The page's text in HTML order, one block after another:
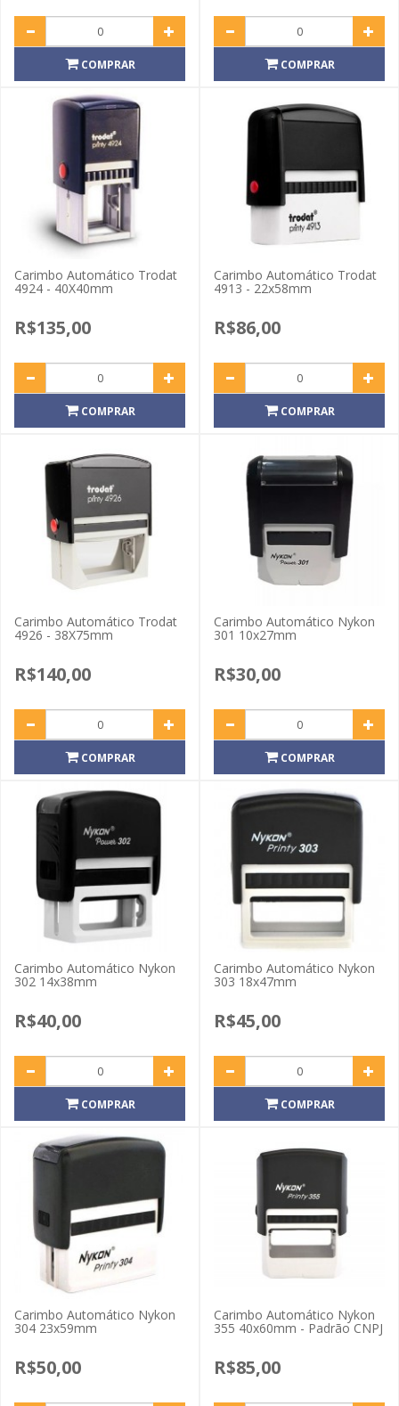
COMPRAR COMPRAR
Carimbo Automático Trodat
4924 - 40X40mm
R$135,00
COMPRAR
Carimbo Automático Trodat
4913 - 22x58mm
R$86,00
COMPRAR
Carimbo Automático Trodat
4926 - 38X75mm
R$140,00
COMPRAR
Carimbo Automático Nykon
301 10x27mm
R$30,00
COMPRAR
Carimbo Automático Nykon
302 14x38mm
R$40,00
COMPRAR
Carimbo Automático Nykon
303 18x47mm
R$45,00
COMPRAR
Carimbo Automático Nykon
304 23x59mm
R$50,00
Carimbo Automático Nykon
355 40x60mm - Padrão CNPJ
R$85,00